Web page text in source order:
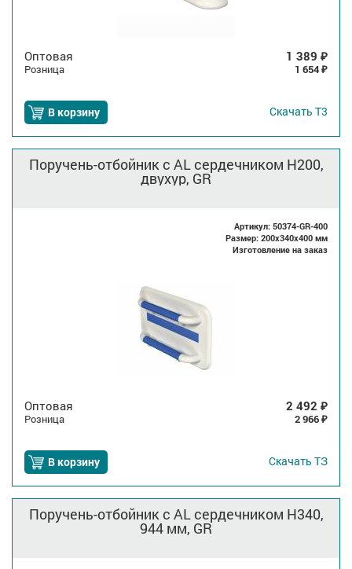
Оптовая 1 389 ₽
Розница 1 654 ₽
В корзину Скачать Т3
Поручень-отбойник с AL сердечником H200,
двухур, GR
Артикул: 50374-GR-400
Размер: 200x340x400 мм
Изготовление на заказ
Оптовая 2 492 ₽
Розница 2 966 ₽
В корзину Скачать ТЗ
Поручень-отбойник с AL сердечником H340,
944 мм, GR